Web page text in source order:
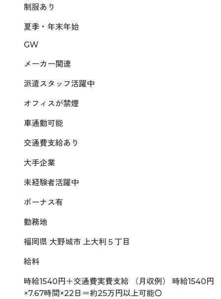
制服あり
夏季・年末年始
GW
メーカー関連
派遣スタッフ活躍中
オフィスが禁煙
車通勤可能
交通費支給あり
大手企業
未経験者活躍中
ボーナス有
勤務地
福岡県 大野城市 上大利５丁目
給料
時給1540円＋交通費実費支給 （月収例） 時給1540円
×7.67時間×22日＝約25万円以上可能〇